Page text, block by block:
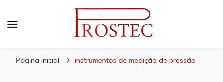
Página inicial instrumentos de medição de pressão